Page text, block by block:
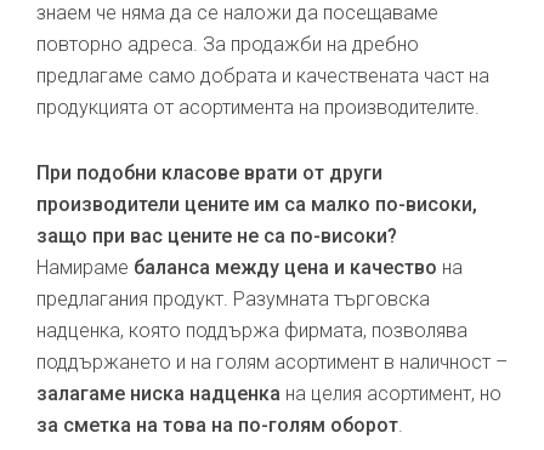
знаем че няма да се наложи да посещаваме
повторно адреса. За продажби на дребно
предлагаме само добрата и качествената част на
продукцията от асортимента на производителите.
При подобни класове врати от други
производители цените им са малко по-високи,
защо при вас цените не са по-високи?
Намираме баланса между цена и качество на
предлагания продукт. Разумната търговска
надценка, която поддържа фирмата, позволява
поддържането и на голям асортимент в наличност –
залагаме ниска надценка на целия асортимент, но
за сметка на това на по-голям оборот.